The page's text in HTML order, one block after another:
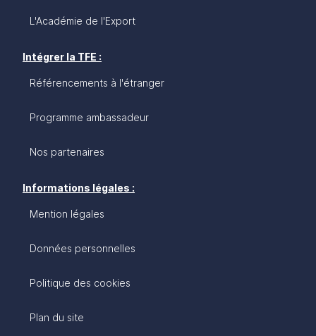
L'Académie de l'Export
Intégrer la TFE :
Référencements à l'étranger
Programme ambassadeur
Nos partenaires
Informations légales :
Mention légales
Données personnelles
Politique des cookies
Plan du site